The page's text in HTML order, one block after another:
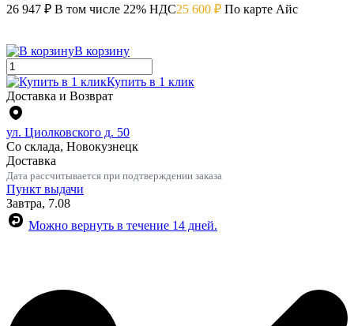
26 947 ₽ В том числе 22% НДС25 600 ₽ По карте Айс
В корзину
Купить в 1 клик
Доставка и Возврат
ул. Циолковского д. 50
Со склада, Новокузнецк
Доставка
Дата рассчитывается при подтверждении заказа
Пункт выдачи
Завтра, 7.08
Можно вернуть в течение 14 дней.